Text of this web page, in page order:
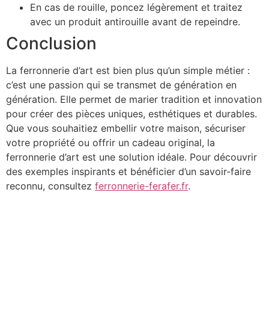
En cas de rouille, poncez légèrement et traitez
avec un produit antirouille avant de repeindre.
Conclusion
La ferronnerie d’art est bien plus qu’un simple métier :
c’est une passion qui se transmet de génération en
génération. Elle permet de marier tradition et innovation
pour créer des pièces uniques, esthétiques et durables.
Que vous souhaitiez embellir votre maison, sécuriser
votre propriété ou offrir un cadeau original, la
ferronnerie d’art est une solution idéale. Pour découvrir
des exemples inspirants et bénéficier d’un savoir-faire
reconnu, consultez ferronnerie-ferafer.fr.